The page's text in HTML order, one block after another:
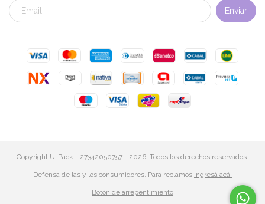
Copyright U-Pack - 27342050757 - 2026. Todos los derechos reservados.
Defensa de las y los consumidores. Para reclamos ingresá acá.
Botón de arrepentimiento